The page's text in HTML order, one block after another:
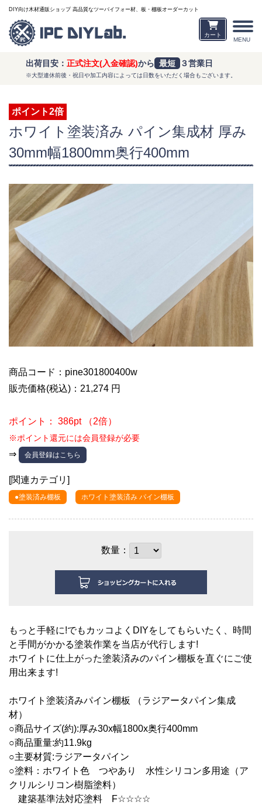
MENU
DIY向け木材通販ショップ 高品質なツーバイフォー材、板・棚板オーダーカット
カート
出荷目安： 正式注文(入金確認)から 最短 ３営業日
※大型連休前後・祝日や加工内容によっては日数をいただく場合もございます。
ポイント2倍
ホワイト塗装済み パイン集成材 厚み
30mm幅1800mm奥行400mm
商品コード：pine301800400w
販売価格(税込)：21,274 円
ポイント： 386pt （2倍）
※ポイント還元には会員登録が必要
⇒ 会員登録はこちら
[関連カテゴリ]
●塗装済み棚板 ホワイト塗装済み パイン棚板
数量：
もっと手軽に!でもカッコよくDIYをしてもらいたく、時間
と手間がかかる塗装作業を当店が代行します!
ホワイトに仕上がった塗装済みのパイン棚板を直ぐにご使
用出来ます!
ホワイト塗装済みパイン棚板 （ラジアータパイン集成
材）
○商品サイズ(約):厚み30x幅1800x奥行400mm
○商品重量:約11.9kg
○主要材質:ラジアータパイン
○塗料：ホワイト色 つやあり 水性シリコン多用途（ア
クリルシリコン樹脂塗料）
建築基準法対応塗料 F☆☆☆☆